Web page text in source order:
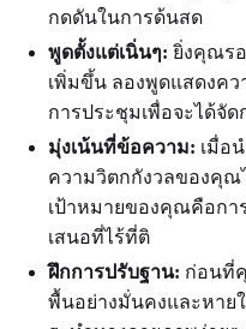
กดดันในการด้นสด
พูดตั้งแต่เนิ่นๆ: ยิ่งคุณร
เพิ่มขึ้น ลองพูดแสดงค
การประชุมเพื่อจะได้จัด
มุ่งเน้นที่ข้อความ: เมื่อ
ความวิตกกังวลของคุ
เป้าหมายของคุณคือกา
เสนอที่ไร้ที่ติ
ฝึกการปรับฐาน: ก่อนที่
พื้นอย่างมั่นคงและหาย